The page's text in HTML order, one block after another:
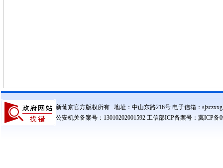
新葡京官方版权所有 地址：中山东路216号 电子信箱：
公安机关备案号：13010202001592 工信部ICP备案号：冀ICP备